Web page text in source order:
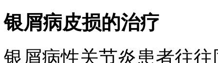
银屑病皮损的治疗
银屑病性关节炎患者往